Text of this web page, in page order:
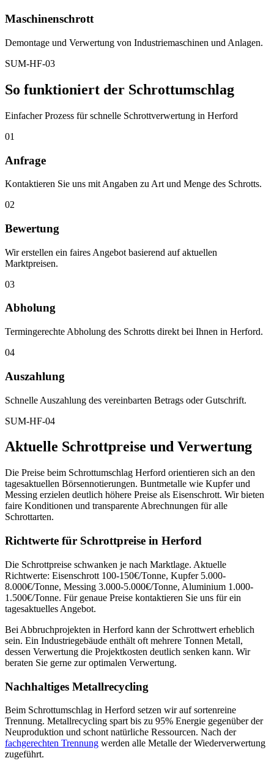
Maschinenschrott
Demontage und Verwertung von Industriemaschinen und Anlagen.
SUM-HF-03
So funktioniert der Schrottumschlag
Einfacher Prozess für schnelle Schrottverwertung in Herford
01
Anfrage
Kontaktieren Sie uns mit Angaben zu Art und Menge des Schrotts.
02
Bewertung
Wir erstellen ein faires Angebot basierend auf aktuellen
Marktpreisen.
03
Abholung
Termingerechte Abholung des Schrotts direkt bei Ihnen in Herford.
04
Auszahlung
Schnelle Auszahlung des vereinbarten Betrags oder Gutschrift.
SUM-HF-04
Aktuelle Schrottpreise und Verwertung
Die Preise beim Schrottumschlag Herford orientieren sich an den
tagesaktuellen Börsennotierungen. Buntmetalle wie Kupfer und
Messing erzielen deutlich höhere Preise als Eisenschrott. Wir bieten
faire Konditionen und transparente Abrechnungen für alle
Schrottarten.
Richtwerte für Schrottpreise in Herford
Die Schrottpreise schwanken je nach Marktlage. Aktuelle
Richtwerte: Eisenschrott 100-150€/Tonne, Kupfer 5.000-
8.000€/Tonne, Messing 3.000-5.000€/Tonne, Aluminium 1.000-
1.500€/Tonne. Für genaue Preise kontaktieren Sie uns für ein
tagesaktuelles Angebot.
Bei Abbruchprojekten in Herford kann der Schrottwert erheblich
sein. Ein Industriegebäude enthält oft mehrere Tonnen Metall,
dessen Verwertung die Projektkosten deutlich senken kann. Wir
beraten Sie gerne zur optimalen Verwertung.
Nachhaltiges Metallrecycling
Beim Schrottumschlag in Herford setzen wir auf sortenreine
Trennung. Metallrecycling spart bis zu 95% Energie gegenüber der
Neuproduktion und schont natürliche Ressourcen. Nach der
fachgerechten Trennung werden alle Metalle der Wiederverwertung
zugeführt.